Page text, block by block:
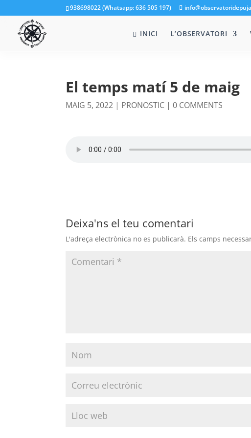
938698022 (Whatsapp: 636 505 197)
INICI L’OBSERVATORI
El temps matí 5 de maig
MAIG 5, 2022 | PRONOSTIC |0 COMMENTS
Deixa'ns el teu comentari
L'adreça electrònica no es publicarà. Els camps